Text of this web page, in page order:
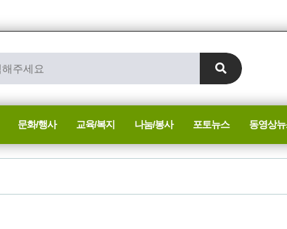
문화/행사 교육/복지 나눔/봉사 포토뉴스 동영상